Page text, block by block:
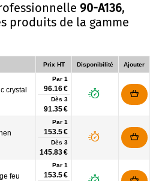
90-A136,
produits de la gamme
Prix HT Disponibilité Ajouter
crystal
Par 1
96.16 €
Dès 3
91.35 €
Par 1
153.5 €
Dès 3
145.83 €
feu
Par 1
153.5 €